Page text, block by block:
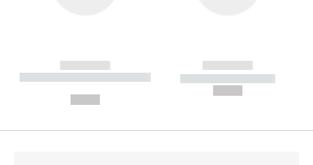
------------
----------- ----------- --------
------------
----------- -----------